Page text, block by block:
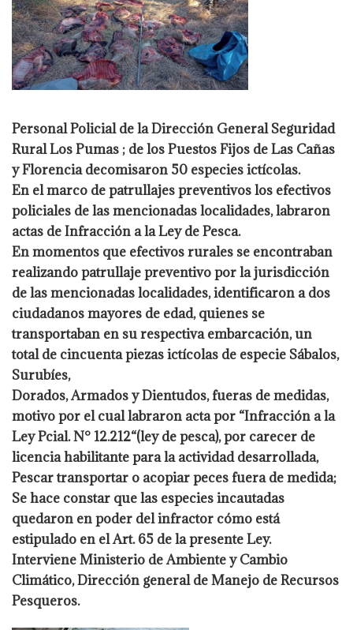
Personal Policial de la Dirección General Seguridad
Rural Los Pumas ; de losPuestos Fijos de Las Cañas
y Florencia decomisaron 50 especies ictícolas.
En el marco de patrullajes preventivos los efectivos
policiales de las mencionadaslocalidades, labraron
actas de Infracción a la Ley de Pesca.
En momentos que efectivos rurales se encontraban
realizando patrullajepreventivo por la jurisdicción
de las mencionadas localidades, identificaron a dos
ciudadanos mayores de edad, quienes se
transportaban en su respectivaembarcación, un
total de cincuenta piezas ictícolas de especie Sábalos,
Surubíes,
Dorados, Armados y Dientudos, fueras de medidas,
motivo por el cual labraron acta por “Infracción a la
Ley Pcial. N° 12.212“(ley de pesca), por carecer de
licencia habilitante para la actividad desarrollada,
Pescar transportar o acopiarpeces fuera de medida;
Se hace constar que las especies incautadas
quedaron enpoder del infractor cómo está
estipulado en el Art. 65 de la presente Ley.
Interviene Ministerio de Ambiente y Cambio
Climático, Dirección general deManejo de Recursos
Pesqueros.